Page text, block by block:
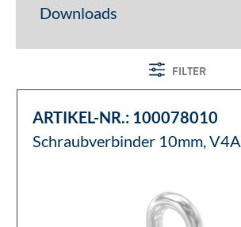
Downloads
FILTER
ARTIKEL-NR.: 100078010
Schraubverbinder 10mm, V4A